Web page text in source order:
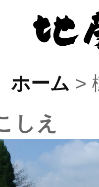
ホーム >
しえ